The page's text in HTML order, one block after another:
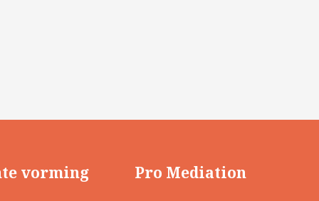
vorming Pro Mediation